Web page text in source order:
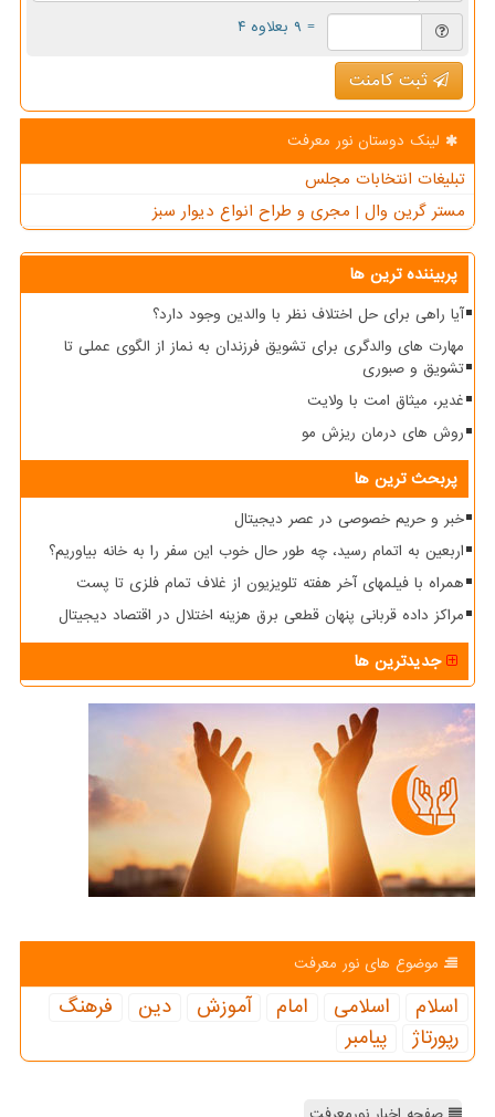
= ۹ بعلاوه ۴
ثبت کامنت
لینک دوستان نور معرفت
تبلیغات انتخابات مجلس
مستر گرین وال | مجری و طراح انواع دیوار سبز
پربیننده ترین ها
آیا راهی برای حل اختلاف نظر با والدین وجود دارد؟
مهارت های والدگری برای تشویق فرزندان به نماز از الگوی عملی تا
تشویق و صبوری
غدیر، میثاق امت با ولایت
روش های درمان ریزش مو
پربحث ترین ها
خبر و حریم خصوصی در عصر دیجیتال
اربعین به اتمام رسید، چه طور حال خوب این سفر را به خانه بیاوریم؟
همراه با فیلمهای آخر هفته تلویزیون از غلاف تمام فلزی تا پست
مراکز داده قربانی پنهان قطعی برق هزینه اختلال در اقتصاد دیجیتال
جدیدترین ها
موضوع های نور معرفت
اسلام اسلامی امام آموزش دین
فرهنگ
رپورتاژ
پیامبر